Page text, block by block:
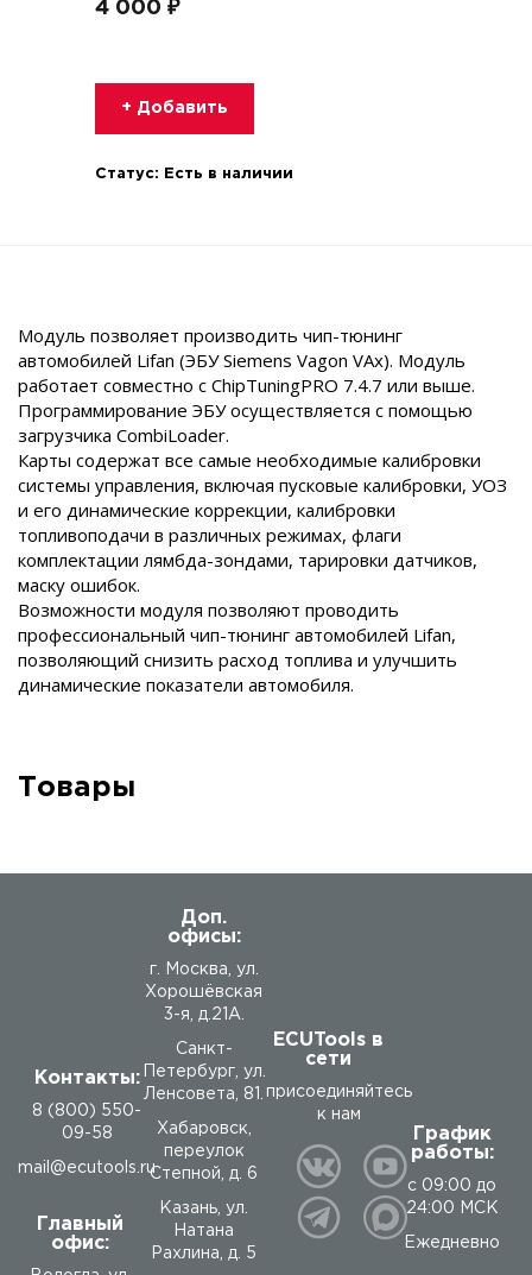
4 000 ₽
+ Добавить
Статус: Есть в наличии
Модуль позволяет производить чип-тюнинг
автомобилей Lifan (ЭБУ Siemens Vagon VAx). Модуль
работает совместно с ChipTuningPRO 7.4.7 или выше.
Программирование ЭБУ осуществляется с помощью
загрузчика CombiLoader.
Карты содержат все самые необходимые калибровки
системы управления, включая пусковые калибровки, УОЗ
и его динамические коррекции, калибровки
топливоподачи в различных режимах, флаги
комплектации лямбда-зондами, тарировки датчиков,
маску ошибок.
Возможности модуля позволяют проводить
профессиональный чип-тюнинг автомобилей Lifan,
позволяющий снизить расход топлива и улучшить
динамические показатели автомобиля.
Товары
Контакты:
8 (800) 550-
09-58
mail@ecutools.ru
Главный
офис:
Доп.
офисы:
г. Москва, ул.
Хорошёвская
3-я, д.21А.
Санкт-
Петербург, ул.
Ленсовета, 81.
Хабаровск,
переулок
Степной, д. 6
Казань, ул.
Натана
Рахлина, д. 5
ECUTools в
сети
присоединяйтесь
к нам
График
работы:
с 09:00 до
24:00 МСК
Ежедневно